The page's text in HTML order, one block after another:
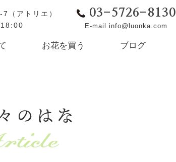
（アトリエ）
03-5726-8130
E-mail info@luonka.com
お花を買う ブログ
のはな